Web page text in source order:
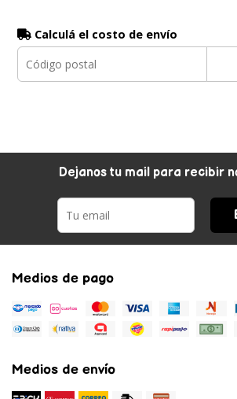
Calculá el costo de envío
Dejanos tu mail para recibir
Medios de pago
Medios de envío